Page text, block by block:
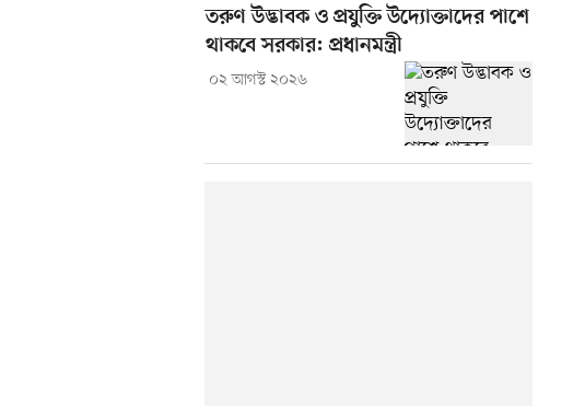
তরুণ উদ্ভাবক ও প্রযুক্তি উদ্যোক্তাদের পাশে
থাকবে সরকার: প্রধানমন্ত্রী
০২ আগস্ট ২০২৬